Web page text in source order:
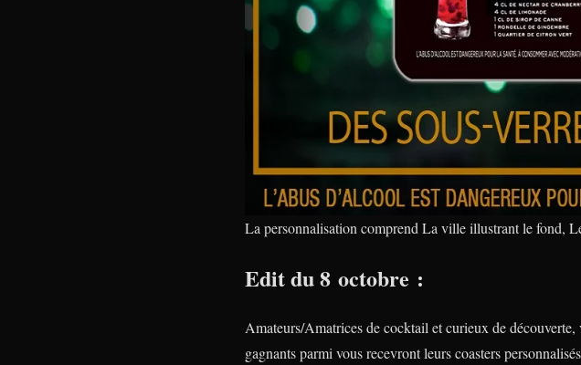
La personnalisation comprend La ville illustrant le fond,
Edit du 8 octobre :
Amateurs/Amatrices de cocktail et curieux de
gagnants parmi vous recevront leurs coasters